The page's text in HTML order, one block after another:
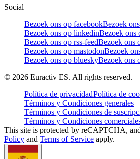
Social
Bezoek ons op facebookBezoek
Bezoek ons op linkedinBezoek ons
Bezoek ons op rss-feedBezoek ons
Bezoek ons op mastodonBezoek
Bezoek ons op blueskyBezoek ons
© 2026 Euractiv ES. All rights reserved.
Política de privacidadPolítica de
Términos y Condiciones generales
Términos y Condiciones de
Términos y Condiciones
This site is protected by reCAPTCHA,
Policy and Terms of Service apply.